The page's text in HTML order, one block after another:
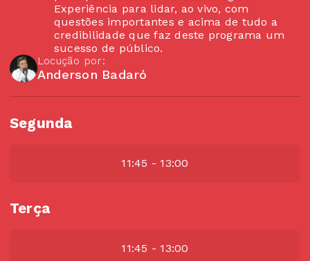
Experiência para lidar, ao vivo, com
questões importantes e acima de tudo a
credibilidade que faz deste programa um
sucesso de público.
Locução por:
Anderson Badaró
Segunda
11:45 - 13:00
Terça
11:45 - 13:00